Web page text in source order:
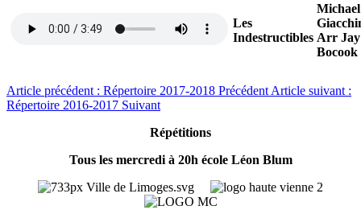
Les
Indestructibles
Michael
Arr Jay
Bocook
Article précédent : Répertoire 2017-2018 Précédent Article suivant :
Répertoire 2016-2017 Suivant
Répétitions
Tous les mercredi à 20h école Léon Blum